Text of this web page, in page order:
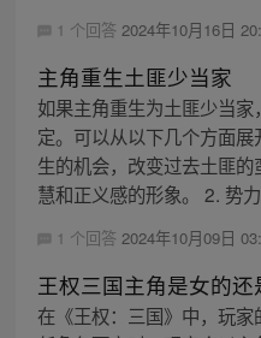
1 个回答 2024年10月16日
主角重生土匪少当家
如果主角重生为土匪少当
定。可以从以下几个方面
生的机会，改变过去土匪
慧和正义感的形象。 2. 势
1 个回答 2024年10月09日
王权三国主角是女的还
在《王权：三国》中，玩